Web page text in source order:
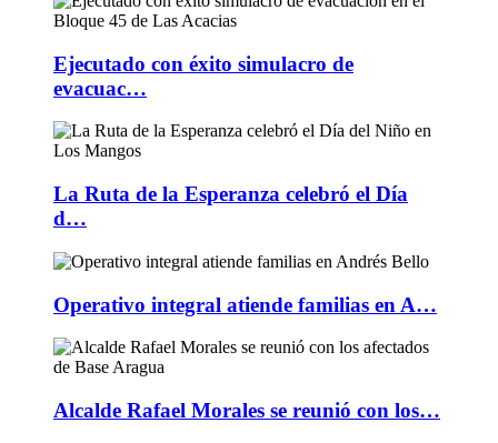
Ejecutado con éxito simulacro de
evacuac…
La Ruta de la Esperanza celebró el Día
d…
Operativo integral atiende familias en A…
Alcalde Rafael Morales se reunió con los…